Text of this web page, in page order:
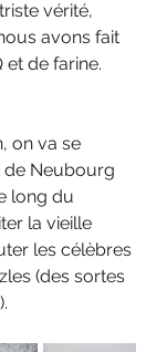
vérité,
avons fait
et de farine.
on va se
de Neubourg
long du
la vieille
les célèbres
(des sortes